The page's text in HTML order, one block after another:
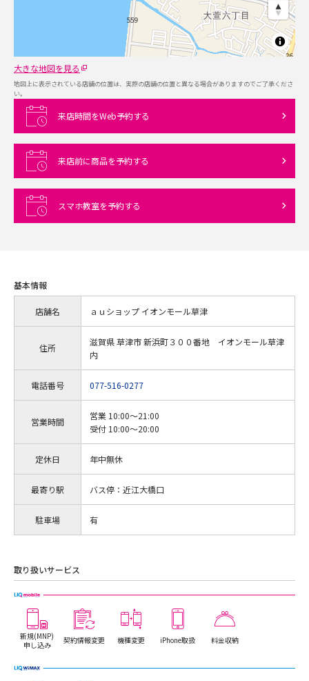
大きな地図を見る
地図上に表示されている店舗の位置は、実際の店舗の位置と異なる場合がありますのでご了承くださ
い。
来店時間をWeb予約する
来店前に商品を予約する
スマホ教室を予約する
基本情報
店舗名 ａｕショップ イオンモール草津
住所
滋賀県 草津市 新浜町３００番地 イオンモール草津
内
電話番号 077-516-0277
営業時間
営業 10:00～21:00
受付 10:00～20:00
定休日 年中無休
最寄り駅 バス停：近江大橋口
駐車場 有
取り扱いサービス
新規(MNP)
申し込み
契約情報変更 機種変更 iPhone取扱 料金収納